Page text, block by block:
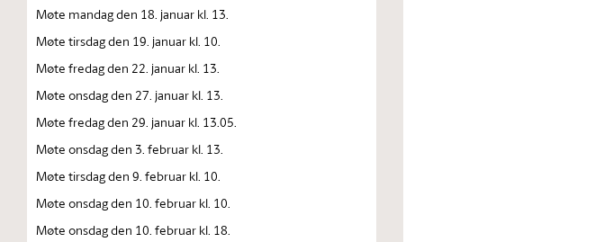
Møte mandag den 18. januar kl. 13.
Møte tirsdag den 19. januar kl. 10.
Møte fredag den 22. januar kl. 13.
Møte onsdag den 27. januar kl. 13.
Møte fredag den 29. januar kl. 13.05.
Møte onsdag den 3. februar kl. 13.
Møte tirsdag den 9. februar kl. 10.
Møte onsdag den 10. februar kl. 10.
Møte onsdag den 10. februar kl. 18.